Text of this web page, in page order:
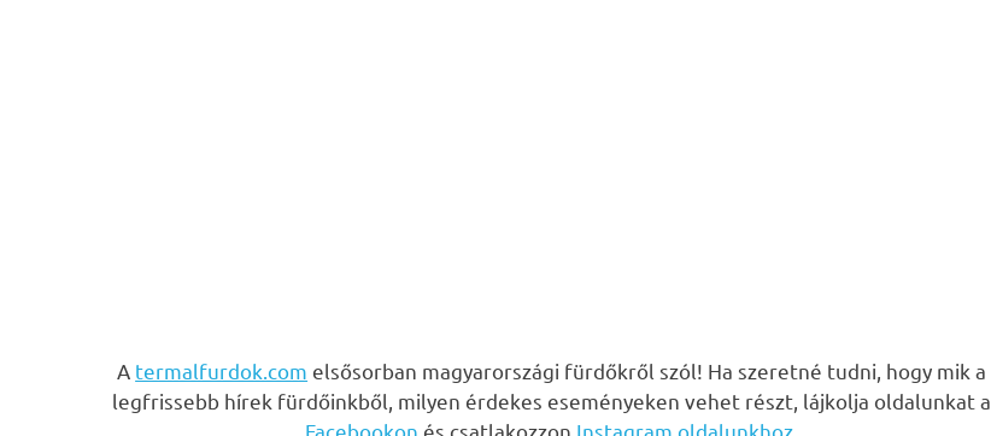
A termalfurdok.com elsősorban magyarországi fürdőkről szól! Ha szeretné tudni, hogy mik a
legfrissebb hírek fürdőinkből, milyen érdekes eseményeken vehet részt, lájkolja oldalunkat a